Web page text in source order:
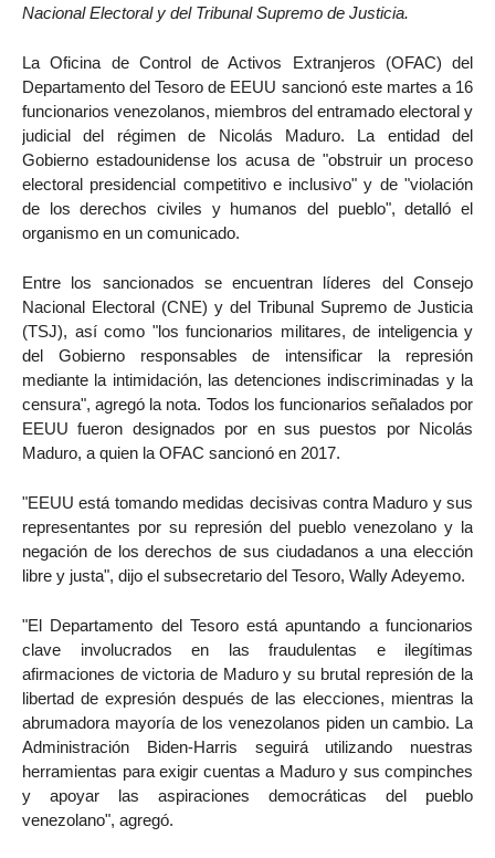
Nacional Electoral y del Tribunal Supremo de Justicia.
La Oficina de Control de Activos Extranjeros (OFAC) del
Departamento del Tesoro de EEUU sancionó este martes a 16
funcionarios venezolanos, miembros del entramado electoral y
judicial del régimen de Nicolás Maduro. La entidad del
Gobierno estadounidense los acusa de "obstruir un proceso
electoral presidencial competitivo e inclusivo" y de "violación
de los derechos civiles y humanos del pueblo", detalló el
organismo en un comunicado.
Entre los sancionados se encuentran líderes del Consejo
Nacional Electoral (CNE) y del Tribunal Supremo de Justicia
(TSJ), así como "los funcionarios militares, de inteligencia y
del Gobierno responsables de intensificar la represión
mediante la intimidación, las detenciones indiscriminadas y la
censura", agregó la nota. Todos los funcionarios señalados por
EEUU fueron designados por en sus puestos por Nicolás
Maduro, a quien la OFAC sancionó en 2017.
"EEUU está tomando medidas decisivas contra Maduro y sus
representantes por su represión del pueblo venezolano y la
negación de los derechos de sus ciudadanos a una elección
libre y justa", dijo el subsecretario del Tesoro, Wally Adeyemo.
"El Departamento del Tesoro está apuntando a funcionarios
clave involucrados en las fraudulentas e ilegítimas
afirmaciones de victoria de Maduro y su brutal represión de la
libertad de expresión después de las elecciones, mientras la
abrumadora mayoría de los venezolanos piden un cambio. La
Administración Biden-Harris seguirá utilizando nuestras
herramientas para exigir cuentas a Maduro y sus compinches
y apoyar las aspiraciones democráticas del pueblo
venezolano", agregó.